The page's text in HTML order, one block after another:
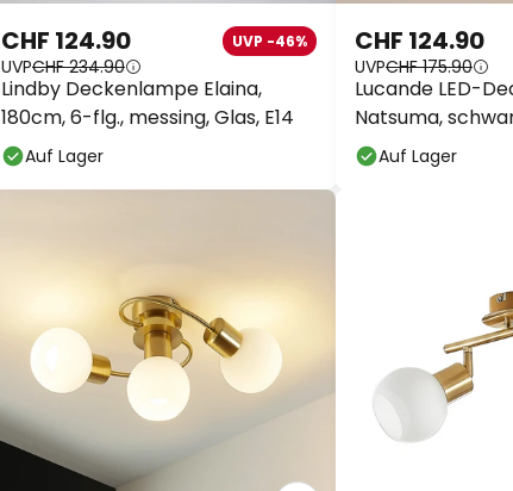
Lindby Deckenlampe Elaina,
180cm, 6-flg., messing, Glas, E14
CHF 124.90 UVP -46%
UVPCHF 234.90
Auf Lager
Lucande LED-
Natsuma,
CHF 124.90
UVPCHF 175.90
Auf Lager